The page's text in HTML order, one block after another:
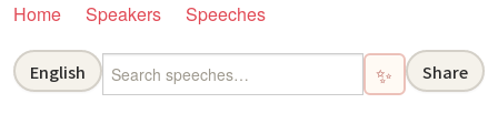
Home Speakers Speeches
English ✨ Share